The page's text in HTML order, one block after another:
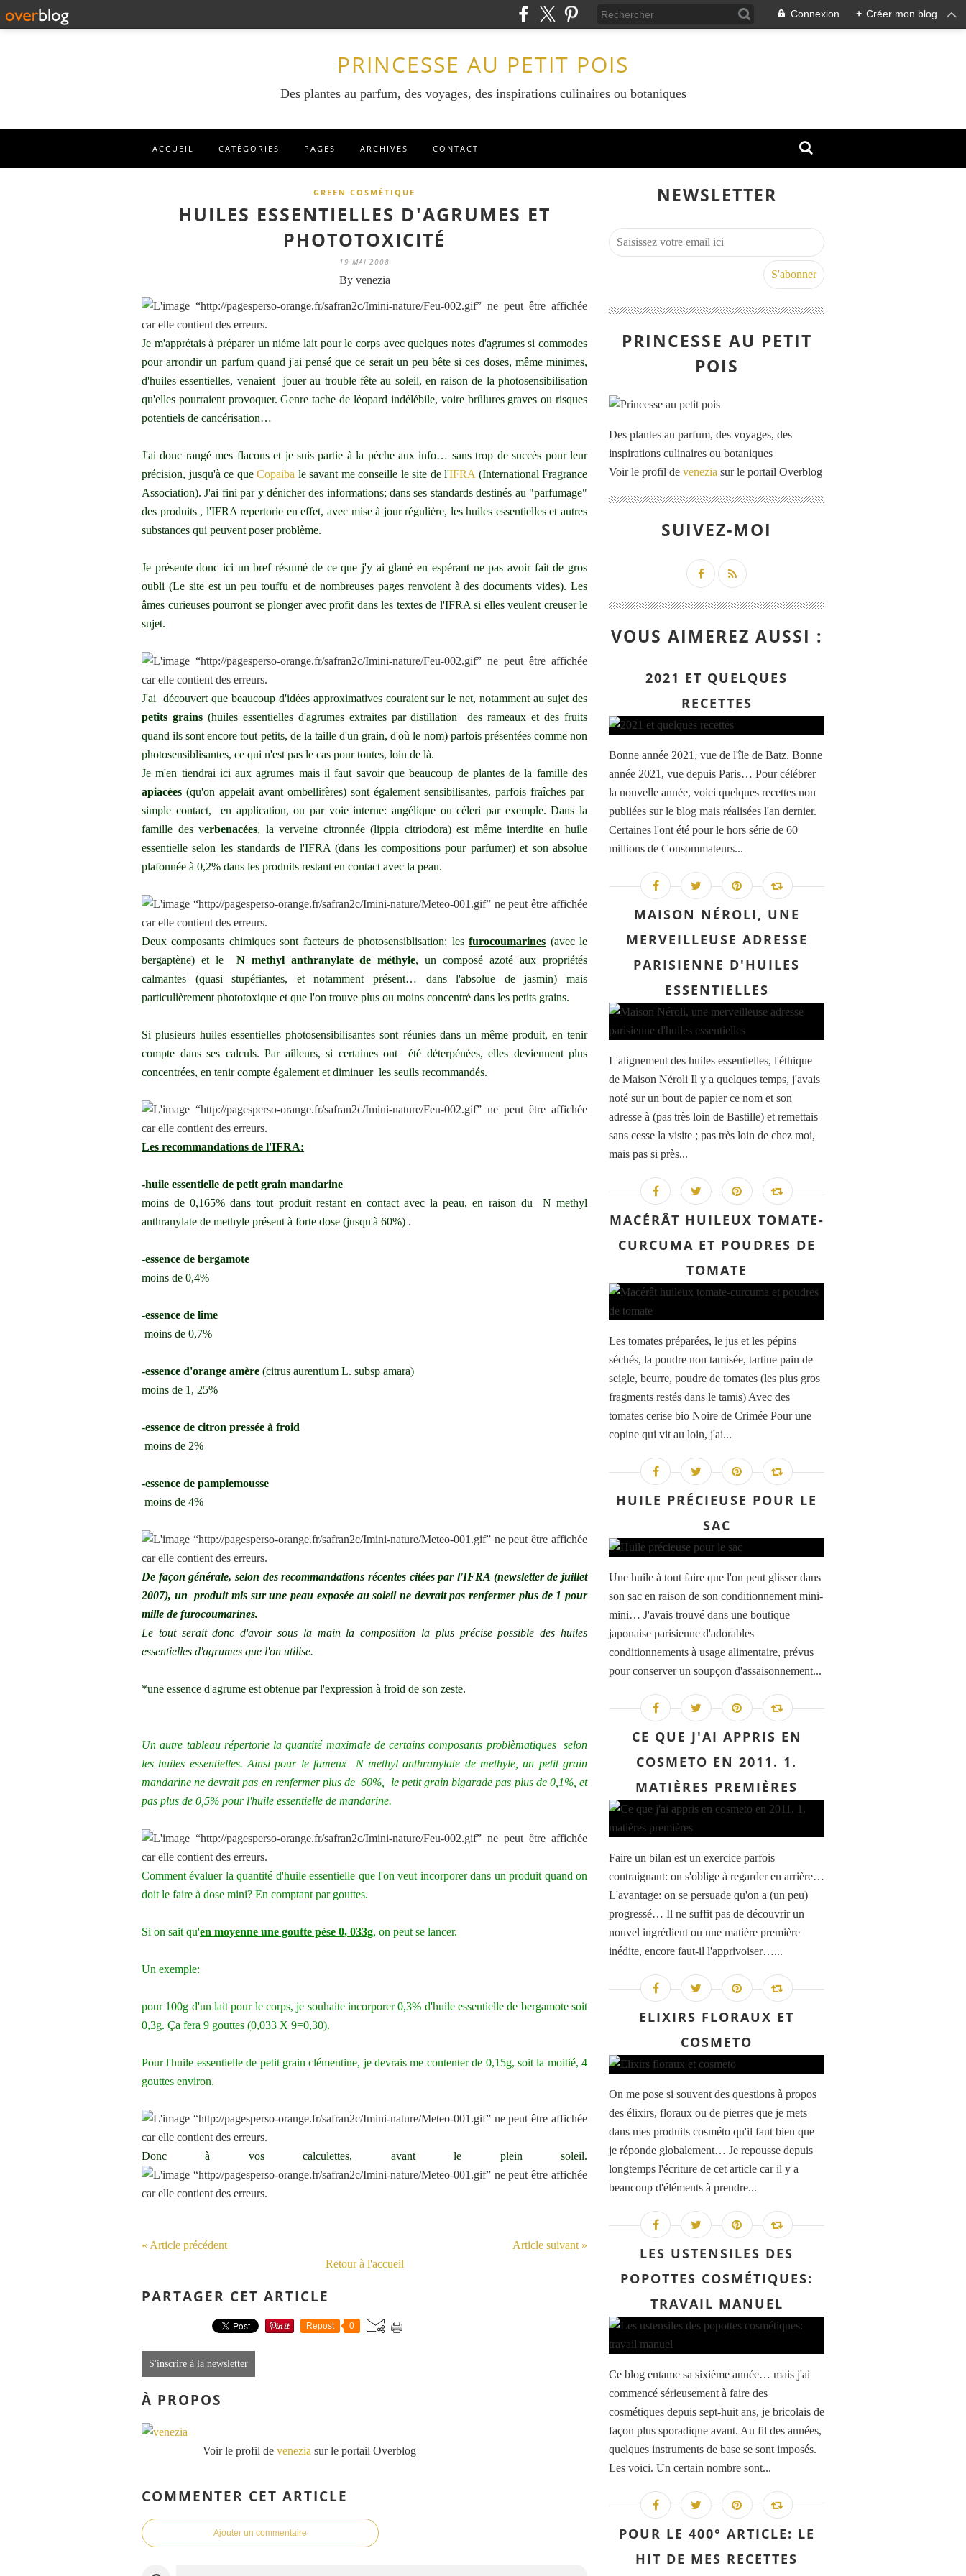
Connexion + Créer mon blog
PRINCESSE AU PETIT POIS
Des plantes au parfum, des voyages, des inspirations culinaires ou botaniques
ACCUEIL CATÉGORIES PAGES ARCHIVES CONTACT
GREEN COSMÉTIQUE
HUILES ESSENTIELLES D'AGRUMES ET
PHOTOTOXICITÉ
19 MAI 2008
By venezia
Je m'apprétais à préparer un niéme lait pour le corps avec quelques notes d'agrumes si commodes
pour arrondir un parfum quand j'ai pensé que ce serait un peu bête si ces doses, même minimes,
d'huiles essentielles, venaient jouer au trouble fête au soleil, en raison de la photosensibilisation
qu'elles pourraient provoquer. Genre tache de léopard indélébile, voire brûlures graves ou risques
potentiels de cancérisation…
J'ai donc rangé mes flacons et je suis partie à la pèche aux info… sans trop de succès pour leur
précision, jusqu'à ce que Copaiba le savant me conseille le site de l'IFRA (International Fragrance
Association). J'ai fini par y dénicher des informations; dans ses standards destinés au "parfumage"
des produits , l'IFRA repertorie en effet, avec mise à jour régulière, les huiles essentielles et autres
substances qui peuvent poser problème.
Je présente donc ici un bref résumé de ce que j'y ai glané en espérant ne pas avoir fait de gros
oubli (Le site est un peu touffu et de nombreuses pages renvoient à des documents vides). Les
âmes curieuses pourront se plonger avec profit dans les textes de l'IFRA si elles veulent creuser le
sujet.
J'ai découvert que beaucoup d'idées approximatives couraient sur le net, notamment au sujet des
petits grains(huiles essentielles d'agrumes extraites par distillation des rameaux et des fruits
quand ils sont encore tout petits, de la taille d'un grain, d'où le nom) parfois présentées comme non
photosensiblisantes, ce qui n'est pas le cas pour toutes, loin de là.
Je m'en tiendrai ici aux agrumes mais il faut savoir que beaucoup de plantes de la famille des
apiacées (qu'on appelait avant ombellifères) sont également sensibilisantes, parfois fraîches par
simple contact, en application, ou par voie interne: angélique ou céleri par exemple. Dans la
famille des verbenacées, la verveine citronnée (lippia citriodora) est même interdite en huile
essentielle selon les standards de l'IFRA (dans les compositions pour parfumer) et son absolue
plafonnée à 0,2% dans les produits restant en contact avec la peau.
Deux composants chimiques sont facteurs de photosensiblisation: lesfurocoumarines (avec le
bergaptène) et le
N methyl anthranylate de méthyle, un composé azoté aux propriétés
calmantes (quasi stupéfiantes, et notamment présent… dans l'absolue de jasmin) mais
particulièrement phototoxique et que l'on trouve plus ou moins concentré dans les petits grains.
Si plusieurs huiles essentielles photosensibilisantes sont réunies dans un même produit, en tenir
compte dans ses calculs. Par ailleurs, si certaines ont été déterpénées, elles deviennent plus
concentrées, en tenir compte également et diminuer les seuils recommandés.
Les recommandations de l'IFRA:
-huile essentielle de petit grain mandarine
moins de 0,165% dans tout produit restant en contact avec la peau, en raison du N methyl
anthranylate de methyle présent à forte dose (jusqu'à 60%) .
-essence de bergamote
moins de 0,4%
-essence de lime
moins de 0,7%
-essence d'orange amère (citrus aurentium L. subsp amara)
moins de 1, 25%
-essence de citron pressée à froid
moins de 2%
-essence de pamplemousse
moins de 4%
De façon générale, selon des recommandations récentes citées par l'IFRA (newsletter de juillet
2007), un produit mis sur une peau exposée au soleil ne devrait pas renfermer plus de 1 pour
mille de furocoumarines.
Le tout serait donc d'avoir sous la main la composition la plus précise possible des huiles
essentielles d'agrumes que l'on utilise.
*une essence d'agrume est obtenue par l'expression à froid de son zeste.
Un autre tableau répertorie la quantité maximale de certains composants problèmatiques selon
les huiles essentielles. Ainsi pour le fameux N methyl anthranylate de methyle, un petit grain
mandarine ne devrait pas en renfermer plus de 60%, le petit grain bigarade pas plus de 0,1%, et
pas plus de 0,5% pour l'huile essentielle de mandarine.
Comment évaluer la quantité d'huile essentielle que l'on veut incorporer dans un produit quand on
doit le faire à dose mini? En comptant par gouttes.
Si on sait qu'en moyenne une goutte pèse 0, 033g, on peut se lancer.
Un exemple:
pour 100g d'un lait pour le corps, je souhaite incorporer 0,3% d'huile essentielle de bergamote soit
0,3g. Ça fera 9 gouttes (0,033 X 9=0,30).
Pour l'huile essentielle de petit grain clémentine, je devrais me contenter de 0,15g, soit la moitié, 4
gouttes environ.
Donc à vos calculettes, avant le plein soleil.
« Article précédent
Article suivant »
Retour à l'accueil
PARTAGER CET ARTICLE
Repost 0
S'inscrire à la newsletter
À PROPOS
Voir le profil de venezia sur le portail Overblog
COMMENTER CET ARTICLE
Ajouter un commentaire
NEWSLETTER
PRINCESSE AU PETIT
POIS
Des plantes au parfum, des voyages, des
inspirations culinaires ou botaniques
Voir le profil de venezia sur le portail Overblog
SUIVEZ-MOI
VOUS AIMEREZ AUSSI :
2021 ET QUELQUES
RECETTES
Bonne année 2021, vue de l'île de Batz. Bonne
année 2021, vue depuis Paris… Pour célébrer
la nouvelle année, voici quelques recettes non
publiées sur le blog mais réalisées l'an dernier.
Certaines l'ont été pour le hors série de 60
millions de Consommateurs...
MAISON NÉROLI, UNE
MERVEILLEUSE ADRESSE
PARISIENNE D'HUILES
ESSENTIELLES
L'alignement des huiles essentielles, l'éthique
de Maison Néroli Il y a quelques temps, j'avais
noté sur un bout de papier ce nom et son
adresse à (pas très loin de Bastille) et remettais
sans cesse la visite ; pas très loin de chez moi,
mais pas si près...
MACÉRÂT HUILEUX TOMATE-
CURCUMA ET POUDRES DE
TOMATE
Les tomates préparées, le jus et les pépins
séchés, la poudre non tamisée, tartine pain de
seigle, beurre, poudre de tomates (les plus gros
fragments restés dans le tamis) Avec des
tomates cerise bio Noire de Crimée Pour une
copine qui vit au loin, j'ai...
HUILE PRÉCIEUSE POUR LE
SAC
Une huile à tout faire que l'on peut glisser dans
son sac en raison de son conditionnement mini-
mini… J'avais trouvé dans une boutique
japonaise parisienne d'adorables
conditionnements à usage alimentaire, prévus
pour conserver un soupçon d'assaisonnement...
CE QUE J'AI APPRIS EN
COSMETO EN 2011. 1.
MATIÈRES PREMIÈRES
Faire un bilan est un exercice parfois
contraignant: on s'oblige à regarder en arrière…
L'avantage: on se persuade qu'on a (un peu)
progressé… Il ne suffit pas de découvrir un
nouvel ingrédient ou une matière première
inédite, encore faut-il l'apprivoiser…...
ELIXIRS FLORAUX ET
COSMETO
On me pose si souvent des questions à propos
des élixirs, floraux ou de pierres que je mets
dans mes produits cosméto qu'il faut bien que
je réponde globalement… Je repousse depuis
longtemps l'écriture de cet article car il y a
beaucoup d'éléments à prendre...
LES USTENSILES DES
POPOTTES COSMÉTIQUES:
TRAVAIL MANUEL
Ce blog entame sa sixième année… mais j'ai
commencé sérieusement à faire des
cosmétiques depuis sept-huit ans, je bricolais de
façon plus sporadique avant. Au fil des années,
quelques instruments de base se sont imposés.
Les voici. Un certain nombre sont...
POUR LE 400° ARTICLE: LE
HIT DE MES RECETTES